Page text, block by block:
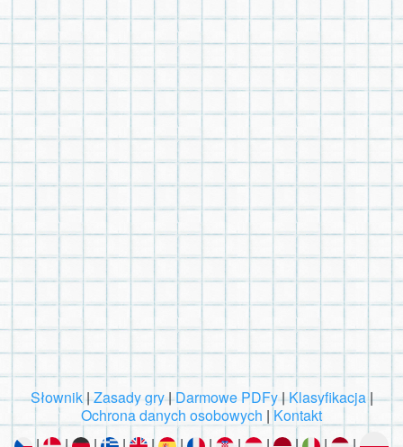
Słownik|Zasady gry|Darmowe PDFy|Klasyfikacja|
Ochrona danych osobowych |Kontakt